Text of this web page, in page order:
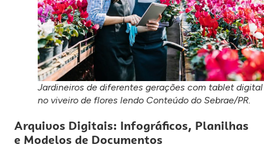
Jardineiros de diferentes gerações com tablet digital
no viveiro de flores lendo Conteúdo do Sebrae/PR.
Arquivos Digitais: Infográficos, Planilhas
e Modelos de Documentos